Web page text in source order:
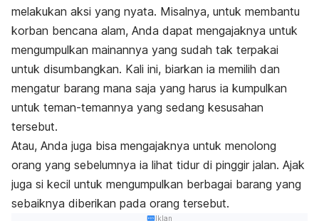
melakukan aksi yang nyata. Misalnya, untuk membantu
korban bencana alam, Anda dapat mengajaknya untuk
mengumpulkan mainannya yang sudah tak terpakai
untuk disumbangkan. Kali ini, biarkan ia memilih dan
mengatur barang mana saja yang harus ia kumpulkan
untuk teman-temannya yang sedang kesusahan
tersebut.
Atau, Anda juga bisa mengajaknya untuk menolong
orang yang sebelumnya ia lihat tidur di pinggir jalan. Ajak
juga si kecil untuk mengumpulkan berbagai barang yang
sebaiknya diberikan pada orang tersebut.
Iklan